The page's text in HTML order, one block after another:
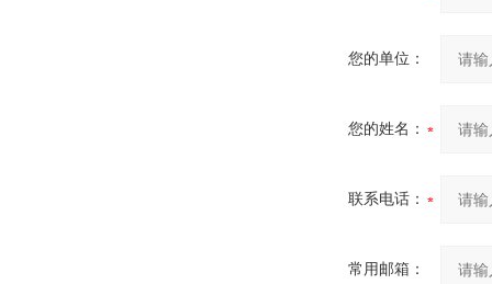
您的单位：
您的姓名：
联系电话：
常用邮箱：